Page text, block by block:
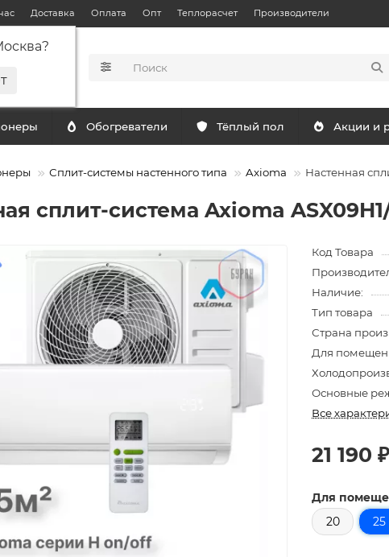
?
Доставка Оплата Опт Теплорасчет Производители
Обогреватели Тёплый пол Акции и
Сплит-системы настенного типа Axioma Настенная
сплит-система Axioma
Код Товара
Наличие:
Тип товара
Страна
Для
Основные
Все
21 190 ₽
Для
20
25